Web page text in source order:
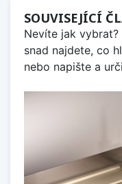
SOUVISEJÍCÍ
Nevíte jak
snad najdete, co
nebo napište a